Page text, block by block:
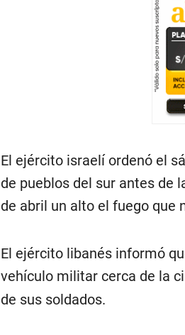
El ejército israelí ordenó el
de pueblos del sur antes de
de abril un alto el fuego que
El ejército libanés informó
vehículo militar cerca de la
de sus soldados.